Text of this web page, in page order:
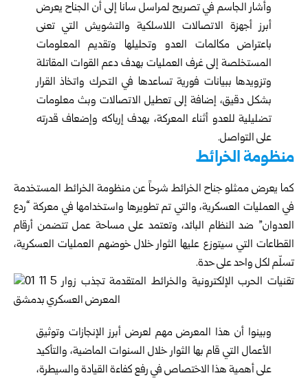
وأشار الجاسم في تصريح لمراسل سانا إلى أن الجناح يعرض
أبرز أجهزة الاتصالات اللاسلكية والتشويش التي تعنى
باعتراض مكالمات العدو وتحليلها وتقديم المعلومات
المستخلصة إلى غرف العمليات بهدف دعم القوات المقاتلة
وتزويدها ببيانات فورية تساعدها في التحرك واتخاذ القرار
بشكل دقيق، إضافة إلى تعطيل الاتصالات وبث معلومات
تضليلية للعدو أثناء المعركة، بهدف إرباكه وإضعاف قدرته
على التواصل.
منظومة الخرائط
كما يعرض ممثلو جناح الخرائط شرحاً عن منظومة الخرائط المستخدمة
في العمليات العسكرية، والتي تم تطويرها واستخدامها في معركة “ردع
العدوان” ضد النظام البائد، وتعتمد على مساحة عمل تتضمن أرقام
القطاعات التي سيتوزع عليها الثوار خلال خوضهم العمليات العسكرية،
تسلّم لكل واحد على حدة.
وبينوا أن هذا المعرض مهم لعرض أبرز الإنجازات وتوثيق
الأعمال التي قام بها الثوار خلال السنوات الماضية، والتأكيد
على أهمية هذا الاختصاص في رفع كفاءة القيادة والسيطرة،